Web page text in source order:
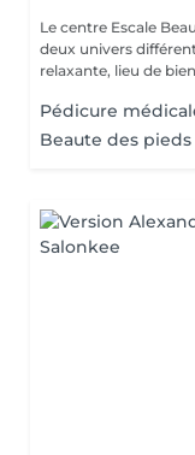
Le centre Escale
deux univers différents. A l'étage, profitez d'une
relaxante, lieu de
Pédicure
Beaute des pieds